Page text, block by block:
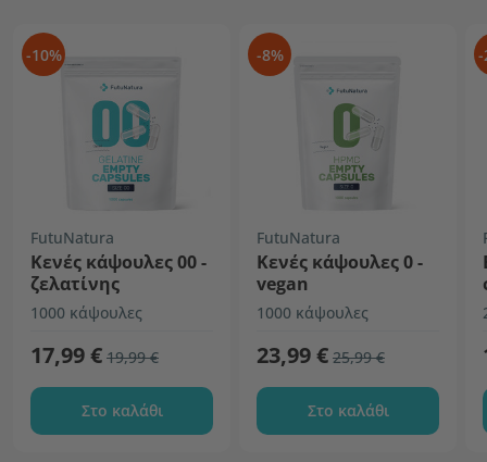
-10%
FutuNatura
Κενές κάψουλες 00 -
ζελατίνης
1000 κάψουλες
17,99 € 19,99 €
Στο καλάθι
-8%
FutuNatura
Κενές κάψουλες 0 -
vegan
1000 κάψουλες
23,99 € 25,99 €
Στο καλάθι
-